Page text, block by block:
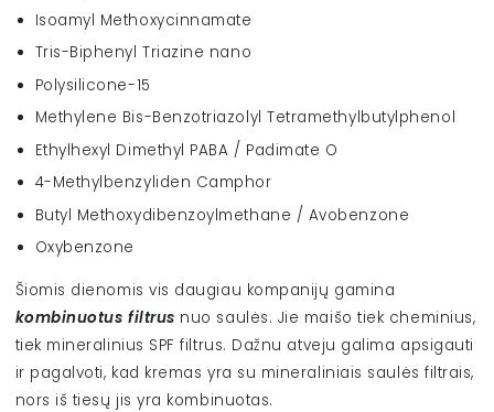
Isoamyl Methoxy­cinnamate
Tris-Biphenyl Triazine nano
Polysilicone-15
Methylene Bis-Benzotriazolyl Tetramethyl­butylphenol
Ethylhexyl Dimethyl PABA / Padimate O
4-Methyl­benzyliden Camphor
Butyl Methoxy­dibenzoylmethane / Avobenzone
Oxybenzone
Šiomis dienomis vis daugiau kompanijų gamina
kombinuotus filtrus nuo saulės. Jie maišo tiek cheminius,
tiek mineralinius SPF filtrus. Dažnu atveju galima apsigauti
ir pagalvoti, kad kremas yra su mineraliniais saulės filtrais,
nors iš tiesų jis yra kombinuotas.